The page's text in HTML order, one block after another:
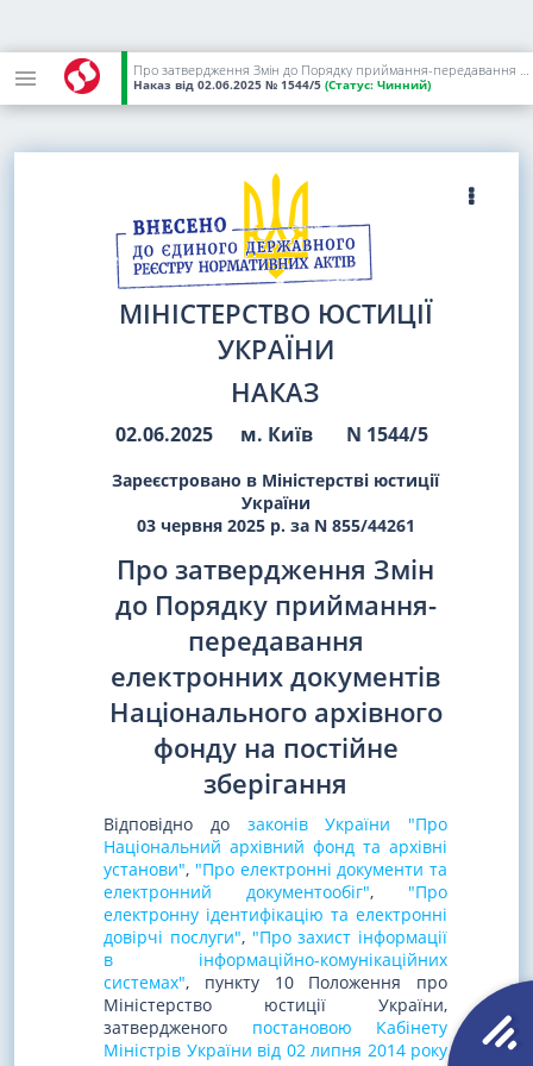
Про затвердження Змін до Порядку приймання-передавання електронних документів Національного архівного фонду на постійне зберігання
Наказ від 02.06.2025 № 1544/5 (Статус: Чинний)
МІНІСТЕРСТВО ЮСТИЦІЇ
УКРАЇНИ
НАКАЗ
02.06.2025 м. Київ N 1544/5
Зареєстровано в Міністерстві юстиції
України
03 червня 2025 р. за N 855/44261
Про затвердження Змін
до Порядку приймання-
передавання
електронних документів
Національного архівного
фонду на постійне
зберігання
Відповідно до законів України "Про
Національний архівний фонд та архівні
установи", "Про електронні документи та
електронний документообіг", "Про
електронну ідентифікацію та електронні
довірчі послуги", "Про захист інформації
в інформаційно-комунікаційних
системах", пункту 10 Положення про
Міністерство юстиції України,
затвердженого постановою Кабінету
Міністрів України від 02 липня 2014 року